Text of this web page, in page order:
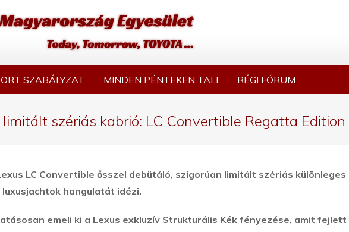
SZABÁLYZAT MINDEN PÉNTEKEN TALI RÉGI FÓRUM
szériás kabrió: LC Convertible Regatta Edition
LC Convertible ősszel debütáló, szigorúan limitált szériás különleges
hangulatát idézi.
emeli ki a Lexus exkluzív Strukturális Kék fényezése, amit fejlett